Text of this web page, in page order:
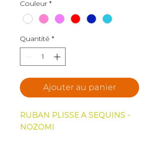
Couleur *
Quantité *
Ajouter au panier
RUBAN PLISSE A SEQUINS -
NOZOMI